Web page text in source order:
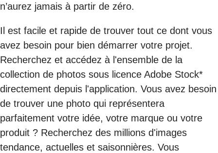
n’aurez jamais à partir de zéro.
Il est facile et rapide de trouver tout ce dont vous
avez besoin pour bien démarrer votre projet.
Recherchez et accédez à l'ensemble de la
collection de photos sous licence Adobe Stock*
directement depuis l'application. Vous avez besoin
de trouver une photo qui représentera
parfaitement votre idée, votre marque ou votre
produit ? Recherchez des millions d'images
tendance, actuelles et saisonnières. Vous